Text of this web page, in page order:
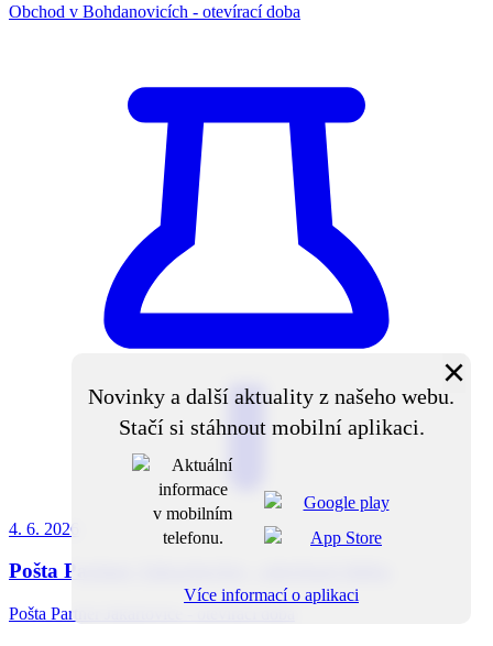
Obchod v Bohdanovicích - otevírací doba
4. 6. 2026
Pošta Partner Jakartovice - otevírací doba
Pošta Partner Jakartovice - otevírací doba
Novinky a další aktuality z našeho webu.
Stačí si stáhnout mobilní aplikaci.
×
Více informací o aplikaci